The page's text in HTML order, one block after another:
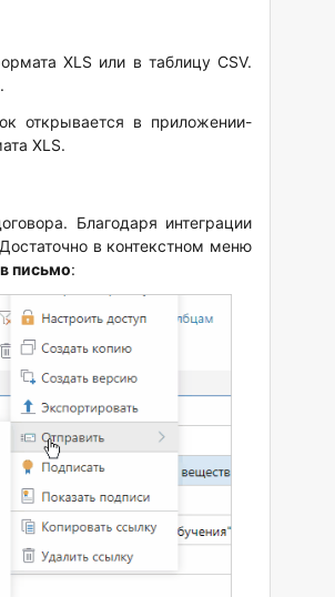
XLS или в таблицу CSV.
открывается в приложении-
XLS.
Благодаря интеграции
в контекстном меню
письмо: